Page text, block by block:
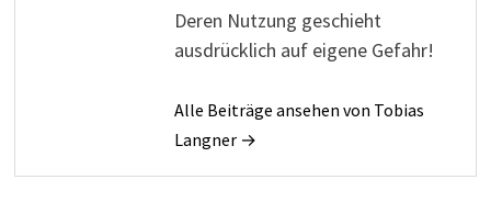
Deren Nutzung geschieht
ausdrücklich auf eigene Gefahr!
Alle Beiträge ansehen von Tobias
Langner →